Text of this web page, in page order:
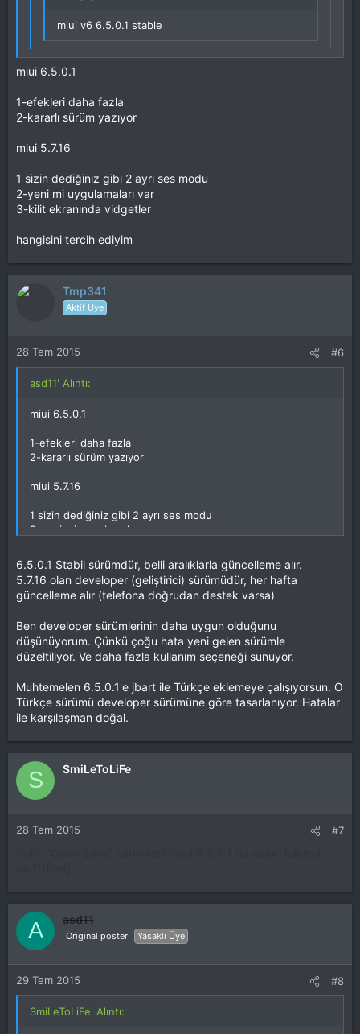
miui v6 6.5.0.1 stable
miui 5.7.26 da bu sorun yok ama 6.5.0.1 de var
yarı ingilizce oluyor
fazladır bildiğim kadarıyla güncelleme almıyor. aynı zamanda
fark olduğunu anlarsın. En basiti 5.7.16 güncellemesiyle
ekolayzır ses ayarlarına 2 ayrı yeni mod geldi
miui 6.5.0.1
1-efekleri daha fazla
2-kararlı sürüm yazıyor
miui 5.7.16
1 sizin dediğiniz gibi 2 ayrı ses modu
2-yeni mi uygulamaları var
3-kilit ekranında vidgetler
hangisini tercih ediyim
Tmp341
Aktif Üye
28 Tem 2015 #6
asd11' Alıntı:
miui 6.5.0.1
1-efekleri daha fazla
2-kararlı sürüm yazıyor
miui 5.7.16
1 sizin dediğiniz gibi 2 ayrı ses modu
2-yeni mi uygulamaları var
hangisini tercih ediyim
6.5.0.1 Stabil sürümdür, belli aralıklarla güncelleme alır.
5.7.16 olan developer (geliştirici) sürümüdür, her hafta
güncelleme alır (telefona doğrudan destek varsa)
Ben developer sürümlerinin daha uygun olduğunu
düşünüyorum. Çünkü çoğu hata yeni gelen sürümle
düzeltiliyor. Ve daha fazla kullanım seçeneği sunuyor.
Muhtemelen 6.5.0.1'e jbart ile Türkçe eklemeye çalışıyorsun. O
Türkçe sürümü developer sürümüne göre tasarlanıyor. Hatalar
ile karşılaşman doğal.
S SmiLeToLiFe
28 Tem 2015 #7
A asd11
Original poster Yasaklı Üye
29 Tem 2015 #8
SmiLeToLiFe' Alıntı: